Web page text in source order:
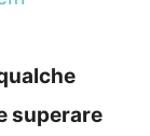
superare